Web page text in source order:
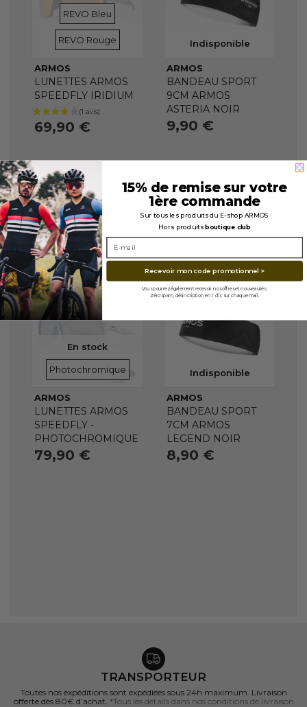
VERRES
REVO Bleu
VERRES
REVO Rouge
ARMOS
LUNETTES ARMOS
SPEEDFLY IRIDIUM
69,90 €
Indisponible
ARMOS
BANDEAU SPORT
9CM ARMOS
ASTERIA NOIR
9,90 €
En stock
VERRES
Photochromique
ARMOS
LUNETTES ARMOS
SPEEDFLY -
PHOTOCHROMIQUE
79,90 €
Indisponible
ARMOS
BANDEAU SPORT
7CM ARMOS
LEGEND NOIR
8,90 €
TRANSPORTEUR
Toutes nos expéditions sont expédiées sous 24h maximum. Livraison
offerte dès 80€ d’achat. *Tous les détails dans nos conditions de livraison
15% de remise sur votre
1ère commande
Sur tous les produits du E-shop ARMOS
Hors produitsboutique club
Recevoir mon code promotionnel >
Vous pourrez également recevoir nos offres et nouveautés.
Zéro spam, désincription en 1 clic sur chaque mail.